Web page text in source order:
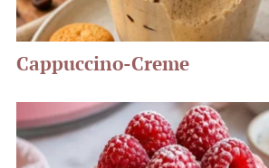
Cappuccino-Creme